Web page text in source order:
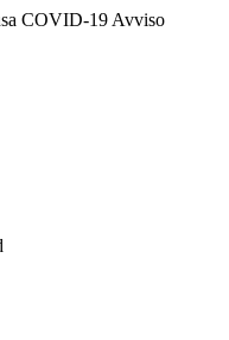
COVID-19 Avviso